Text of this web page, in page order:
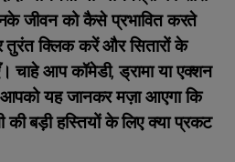
जीवन को कैसे प्रभावित करते
तुरंत क्लिक करें और सितारों के
चाहे आप कॉमेडी, ड्रामा या एक्शन
यह जानकर मज़ा आएगा कि
की बड़ी हस्तियों के लिए क्या प्रकट